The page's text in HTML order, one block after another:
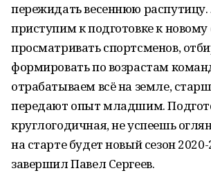
пережидать весеннюю распутицу.
приступим к подготовке к новому
просматривать спортсменов,
формировать по возрастам
отрабатываем всё на земле,
передают опыт младшим.
круглогодичная, не успеешь
на старте будет новый сезон 2020-
завершил Павел Сергеев.